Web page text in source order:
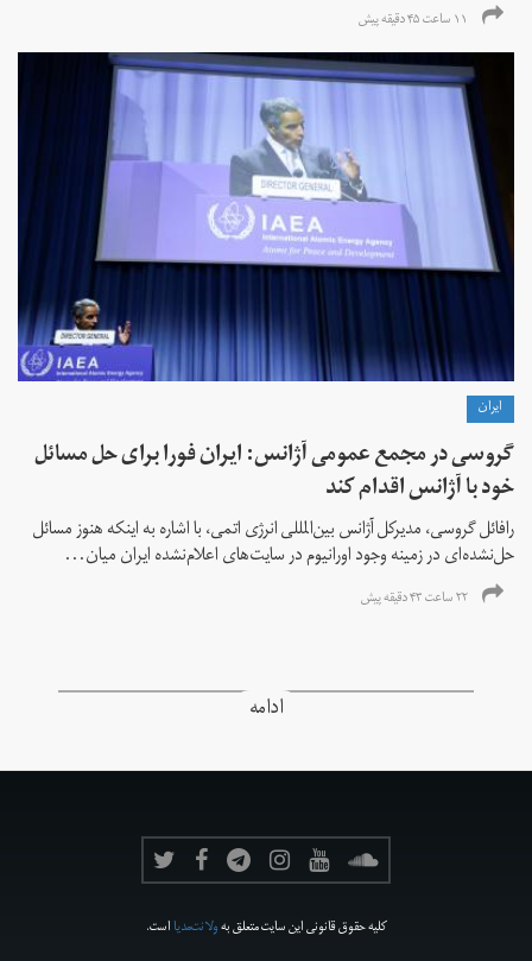
۱۱ ساعت ۴۵ دقیقه پیش
ايران
گروسی در مجمع عمومی آژانس: ایران فورا برای حل مسائل
خود با آژانس اقدام کند
رافائل گروسی، مدیرکل آژانس بین‌المللی انرژی اتمی، با اشاره به اینکه هنوز مسائل
حل‌نشده‌ای در زمینه وجود اورانیوم در سایت‌های اعلام‌نشده ایران میان...
۲۲ ساعت ۴۳ دقیقه پیش
ادامه
کلیه حقوق قانونی این سایت متعلق بهولانت‌مدیااست.